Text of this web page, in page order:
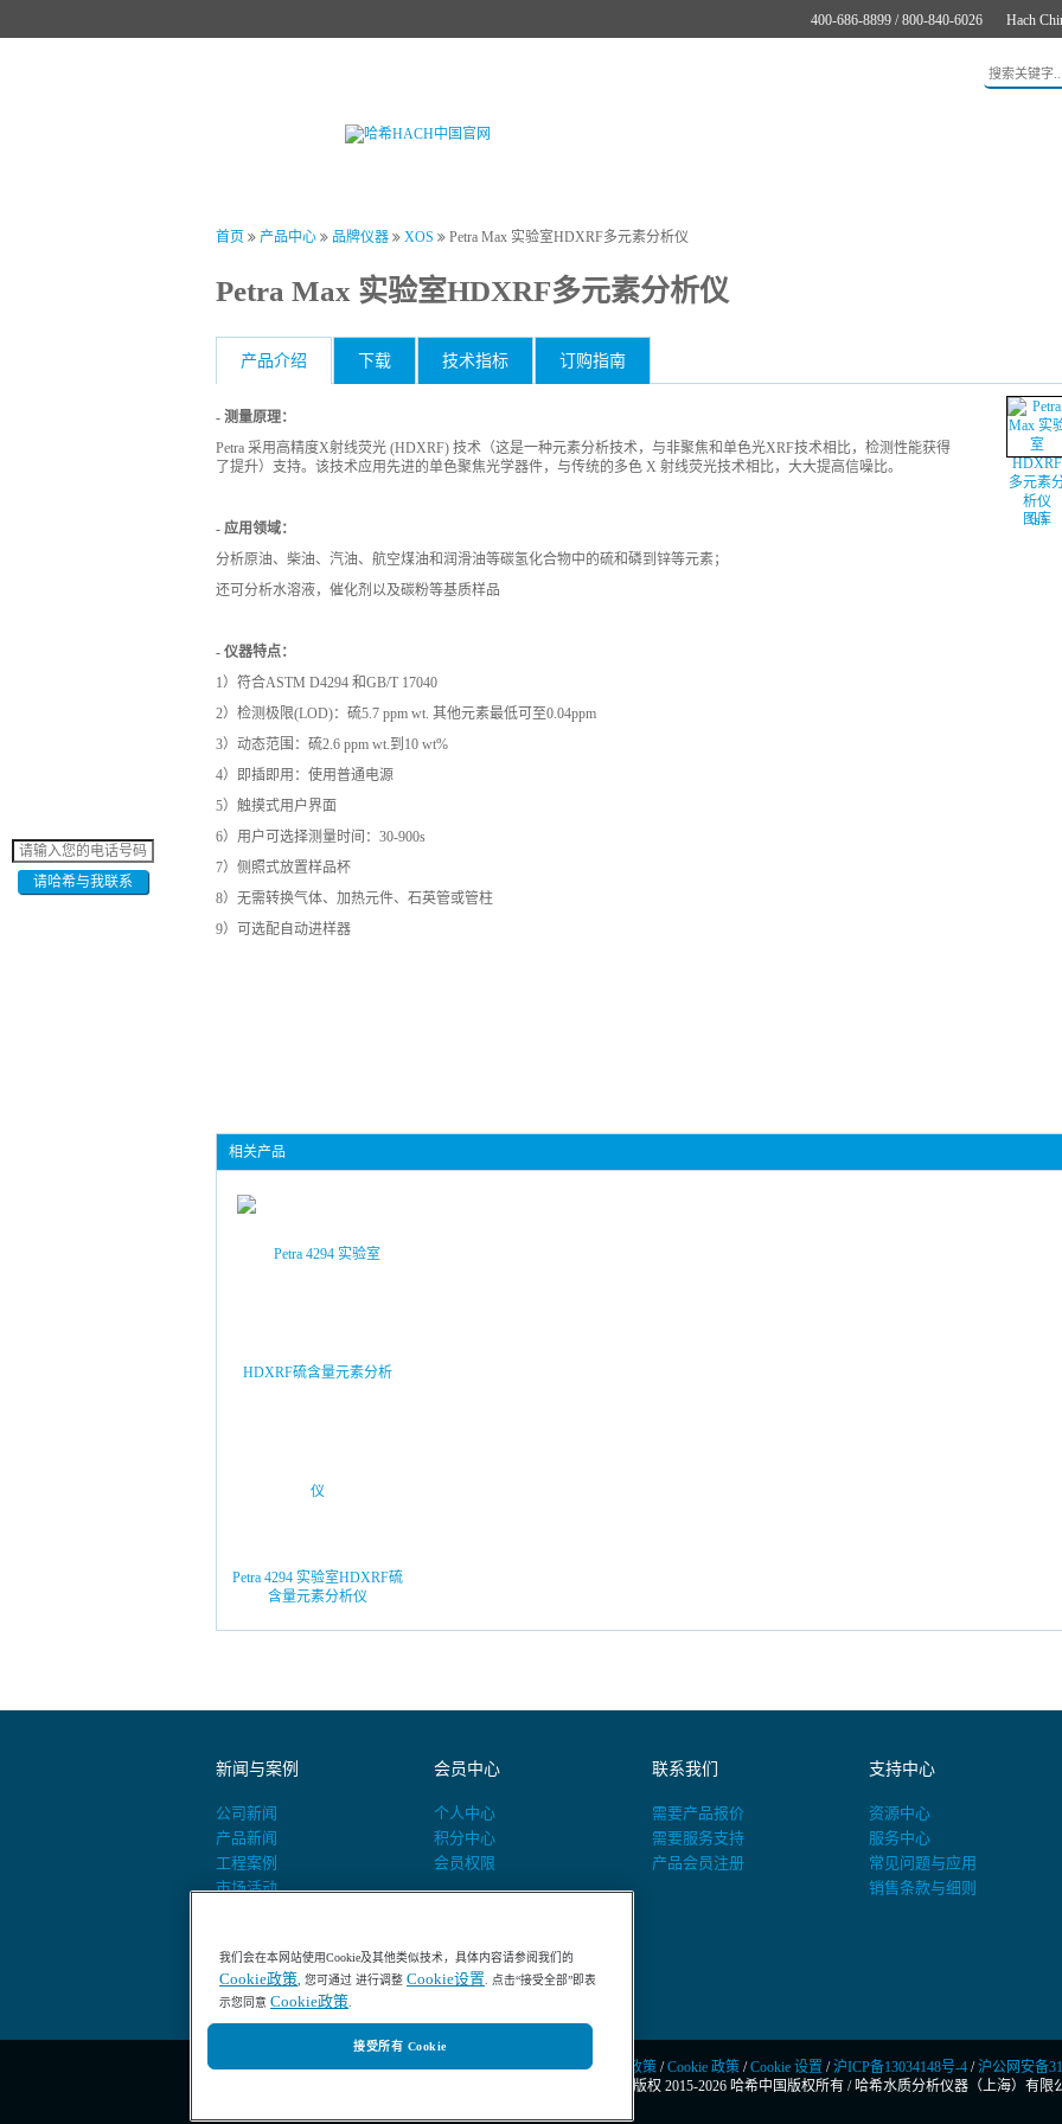
Hach
400-686-8899 / 800-840-6026
首页 产品中心 品牌仪器 XOS Petra Max 实验室HDXRF多元素分析仪
Petra Max 实验室HDXRF多元素分析仪
产品介绍 下载 技术指标 订购指南
图库
- 测量原理：
Petra 采用高精度X射线荧光 (HDXRF) 技术（这是一种元素分析技术，与非聚焦和单色光XRF技术相比，检测性能获得
了提升）支持。该技术应用先进的单色聚焦光学器件，与传统的多色 X 射线荧光技术相比，大大提高信噪比。
- 应用领域：
分析原油、柴油、汽油、航空煤油和润滑油等碳氢化合物中的硫和磷到锌等元素；
还可分析水溶液，催化剂以及碳粉等基质样品
- 仪器特点：
1）符合ASTM D4294 和GB/T 17040
2）检测极限(LOD)：硫5.7 ppm wt. 其他元素最低可至0.04ppm
3）动态范围：硫2.6 ppm wt.到10 wt%
4）即插即用：使用普通电源
5）触摸式用户界面
6）用户可选择测量时间：30-900s
7）侧照式放置样品杯
8）无需转换气体、加热元件、石英管或管柱
9）可选配自动进样器
相关产品
Petra 4294 实验室HDXRF硫
含量元素分析仪
新闻与案例
公司新闻
产品新闻
工程案例
市场活动
会员中心
个人中心
积分中心
会员权限
联系我们
需要产品报价
需要服务支持
产品会员注册
支持中心
资源中心
服务中心
常见问题与应用
销售条款与细则
400-686-8899 / 800-840-6026
隐私政策 /Cookie 政策 /Cookie 设置 /沪ICP备13034148号-4 /沪公网安备
© 版权 2015-2026 哈希中国版权所有 /哈希水质分析仪器（上海）有限
请哈希与我联系
我们会在本网站使用Cookie及其他类似技术，具体内容请参阅我们的
Cookie政策, 您可通过 进行调整 Cookie设置. 点击“接受全部”即表
示您同意 Cookie政策.
接受所有 Cookie